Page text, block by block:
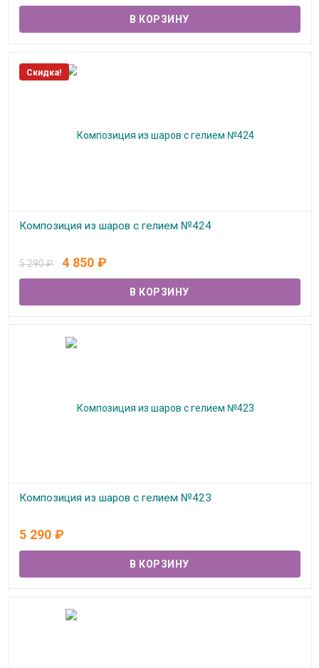
Скидка!
Композиция из шаров с гелием №424
5 290₽ 4 850 ₽
Композиция из шаров с гелием №423
5 290 ₽